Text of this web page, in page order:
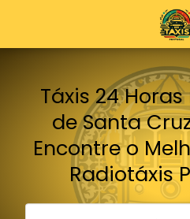
Táxis 24
de Santa
Encontre o
Radiotáxis